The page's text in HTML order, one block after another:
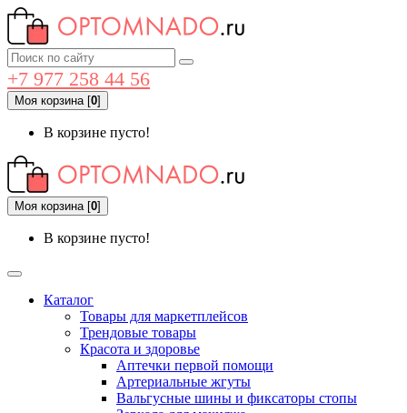
+7 977 258 44 56
Моя корзина[0]
В корзине пусто!
Моя корзина[0]
В корзине пусто!
Каталог
Товары для маркетплейсов
Трендовые товары
Красота и здоровье
Аптечки первой помощи
Артериальные жгуты
Вальгусные шины и фиксаторы стопы